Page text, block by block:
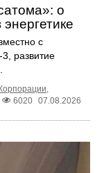
о
с
развитие
Корпорации,
6020 07.08.2026